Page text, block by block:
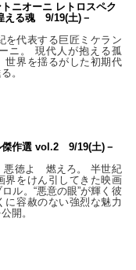
ニオーニ レトロスペク
える魂 9/19(土)－
を代表する巨匠ミケラン
ニ。 現代人が抱える孤
世界を揺るがした初期代
。
傑作選 vol.2 9/19(土)－
徳よ 燃えろ。 半世紀
界をけん引してきた映画
ル。“悪意の眼”が輝く彼
に容赦のない強烈な魅力
開。